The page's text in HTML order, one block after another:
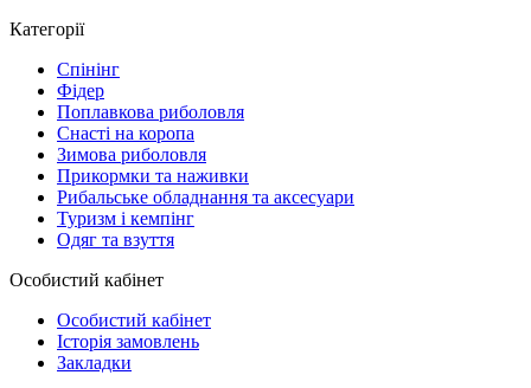
Категорії
Спінінг
Фідер
Поплавкова риболовля
Снасті на коропа
Зимова риболовля
Прикормки та наживки
Рибальське обладнання та аксесуари
Туризм і кемпінг
Одяг та взуття
Особистий кабінет
Особистий кабінет
Історія замовлень
Закладки